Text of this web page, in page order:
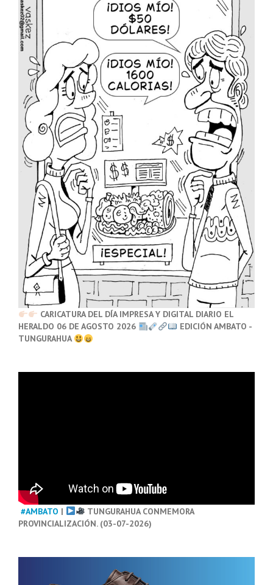
CARICATURA DEL DÍA IMPRESA Y DIGITAL DIARIO EL
HERALDO 06 DE AGOSTO 2026
EDICIÓN AMBATO -
TUNGURAHUA
#AMBATO |
TUNGURAHUA CONMEMORA
PROVINCIALIZACIÓN. (03-07-2026)